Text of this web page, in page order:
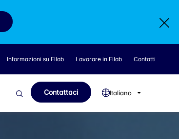
Informazioni su Ellab Lavorare in Ellab Contatti
Contattaci Italiano